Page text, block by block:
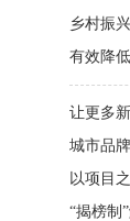
乡村振
有效降
让更多
城市品
以项目
“揭榜制